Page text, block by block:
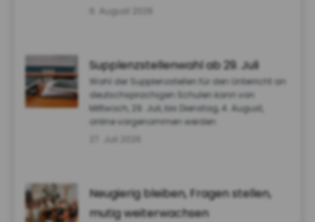
6. August 2026
Supplenzstellenwahl ab 29. Juli
Wahl der Supplenzstellen für den Unterricht an
deutschsprachigen Schulen kann von
Mittwoch, 29. Juli, bis Dienstag, 4. August,
online vorgenommen werden
Neugierig bleiben, Fragen stellen,
mutig weiterwachsen